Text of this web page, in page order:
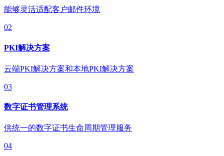
能够灵活适配客户邮件环境
02
PKI解决方案
云端PKI解决方案和本地PKI解决方案
03
数字证书管理系统
供统一的数字证书生命周期管理服务
04